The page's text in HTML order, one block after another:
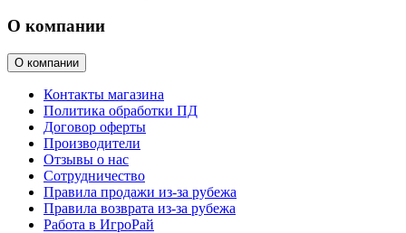
О компании
О компании
Контакты магазина
Политика обработки ПД
Договор оферты
Производители
Отзывы о нас
Сотрудничество
Правила продажи из-за рубежа
Правила возврата из-за рубежа
Работа в ИгроРай